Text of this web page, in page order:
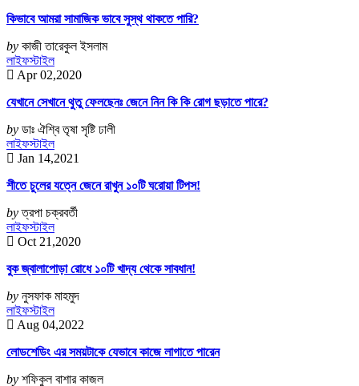
কিভাবে আমরা সামাজিক ভাবে সুস্থ থাকতে পারি?
by কাজী তারেকুল ইসলাম
লাইফস্টাইল
Apr 02,2020
যেখানে সেখানে থুতু ফেলছেনঃ জেনে নিন কি কি রোগ ছড়াতে পারে?
by ডাঃ ঐশ্বি তৃষা সৃষ্টি ঢালী
লাইফস্টাইল
Jan 14,2021
শীতে চুলের যত্নে জেনে রাখুন ১০টি ঘরোয়া টিপস!
byত্রপা চক্রবর্তী
লাইফস্টাইল
Oct 21,2020
বুক জ্বালাপোড়া রোধে ১০টি খাদ্য থেকে সাবধান!
by নুসফাক মাহমুদ
লাইফস্টাইল
Aug 04,2022
লোডশেডিং এর সময়টাকে যেভাবে কাজে লাগাতে পারেন
by শফিকুল বাশার কাজল